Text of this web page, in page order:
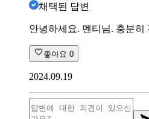
채택된 답변
안녕하세요. 멘티님. 충분히
좋아요 0
2024.09.19